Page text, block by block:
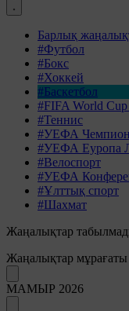
Барлық
#Футбол
#Бокс
#Хоккей
#Баскетбол
#FIFA World
#Теннис
#УЕФА
#УЕФА Еуропа
#Велоспорт
#УЕФА
#Ұлттық спорт
#Шахмат
Жаңалықтар
Жаңалықтар мұрағаты
МАМЫР 2026